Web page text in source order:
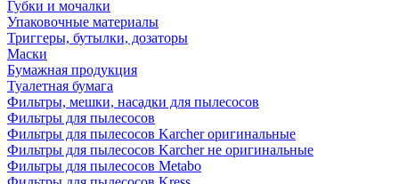
Губки и мочалки
Упаковочные материалы
Триггеры, бутылки, дозаторы
Маски
Бумажная продукция
Туалетная бумага
Фильтры, мешки, насадки для пылесосов
Фильтры для пылесосов
Фильтры для пылесосов Karcher оригинальные
Фильтры для пылесосов Karcher не оригинальные
Фильтры для пылесосов Metabo